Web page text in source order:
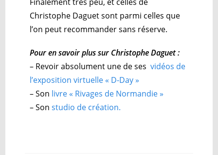
Christophe Daguet sont parmi celles que
l’on peut recommander sans réserve.
Pour en savoir plus sur Christophe Daguet :
– Revoir absolument une de ses vidéos de
l’exposition virtuelle « D-Day »
– Son livre « Rivages de Normandie »
– Sonstudio de création.